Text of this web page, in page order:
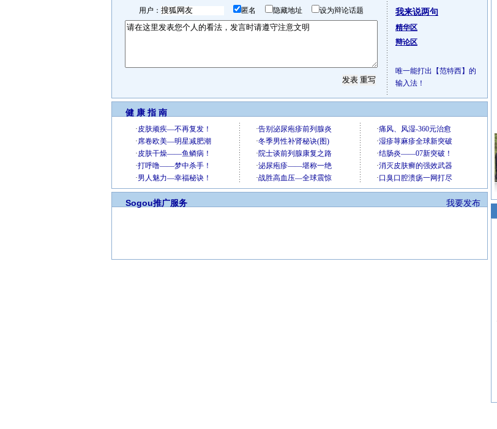
用户： 匿名 隐藏地址 设为辩论话题 我来说两句
精华区
辩论区
唯一能打出【范特西】的
输入法！
健 康 指 南
我要发布
Sogou推广服务